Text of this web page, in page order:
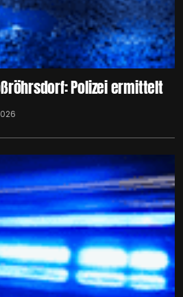
Polizei ermittelt